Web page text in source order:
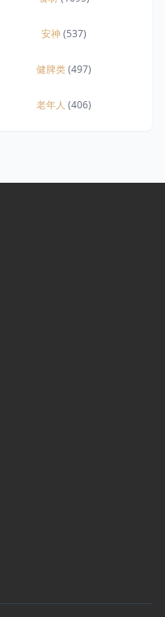
安神(537)
健脾类(497)
老年人 (406)